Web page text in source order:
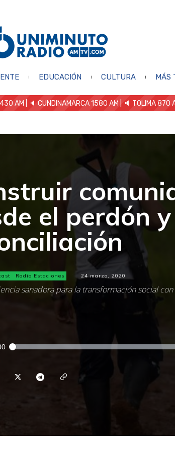
EDUCACIÓN CULTURA MÁS
AM | 🔈 CUNDINAMARCA 1580 AM | 🔈 TOLIMA 870
el perdón
Radio Estaciones 24 marzo, 2020
sanadora para la transformación social